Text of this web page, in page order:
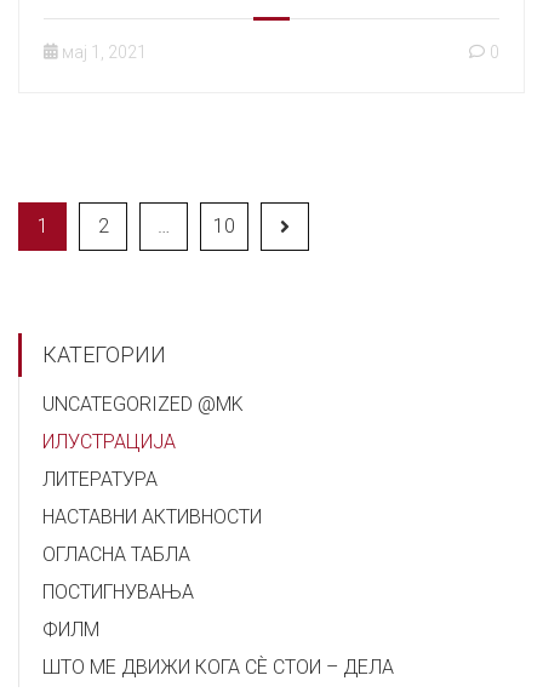
мај 1, 2021 0
1 2 … 10
КАТЕГОРИИ
UNCATEGORIZED @MK
ИЛУСТРАЦИЈА
ЛИТЕРАТУРА
НАСТАВНИ АКТИВНОСТИ
ОГЛАСНА ТАБЛА
ПОСТИГНУВАЊА
ФИЛМ
ШТО МЕ ДВИЖИ КОГА СÈ СТОИ – ДЕЛА